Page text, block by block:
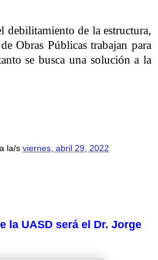
debilitamiento de la estructura,
Obras Públicas trabajan para
se busca una solución a la
a la/s viernes, abril 29, 2022
la UASD será el Dr. Jorge